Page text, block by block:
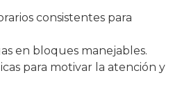
consistentes para
en bloques manejables.
para motivar la atención y